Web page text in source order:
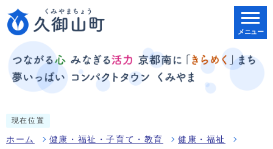
メニュー
現在位置
ホーム 健康・福祉・子育て・教育 健康・福祉